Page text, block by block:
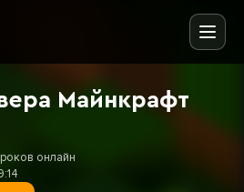
Майнкрафт
онлайн